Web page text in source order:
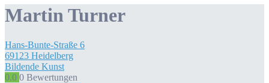
Martin Turner
Hans-Bunte-Straße 6
69123 Heidelberg
Bildende Kunst
0.0 0 Bewertungen